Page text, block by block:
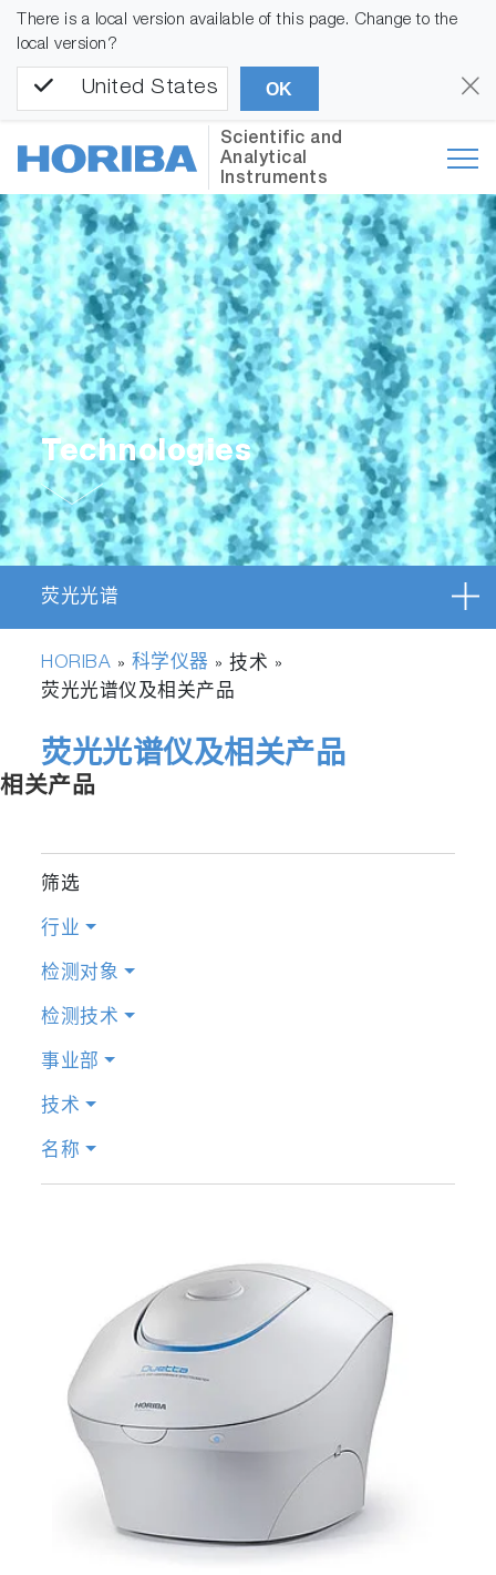
There is a local version available of this page. Change to the
local version?
United States OK
Scientific and
Analytical
Instruments
Technologies
荧光光谱
HORIBA » 科学仪器 » 技术 »
荧光光谱仪及相关产品
荧光光谱仪及相关产品
相关产品
筛选
行业
检测对象
检测技术
事业部
技术
名称